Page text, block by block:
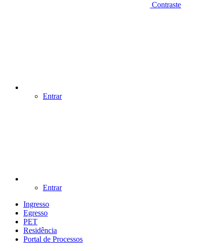
Contraste
Entrar
Entrar
Ingresso
Egresso
PET
Residência
Portal de Processos